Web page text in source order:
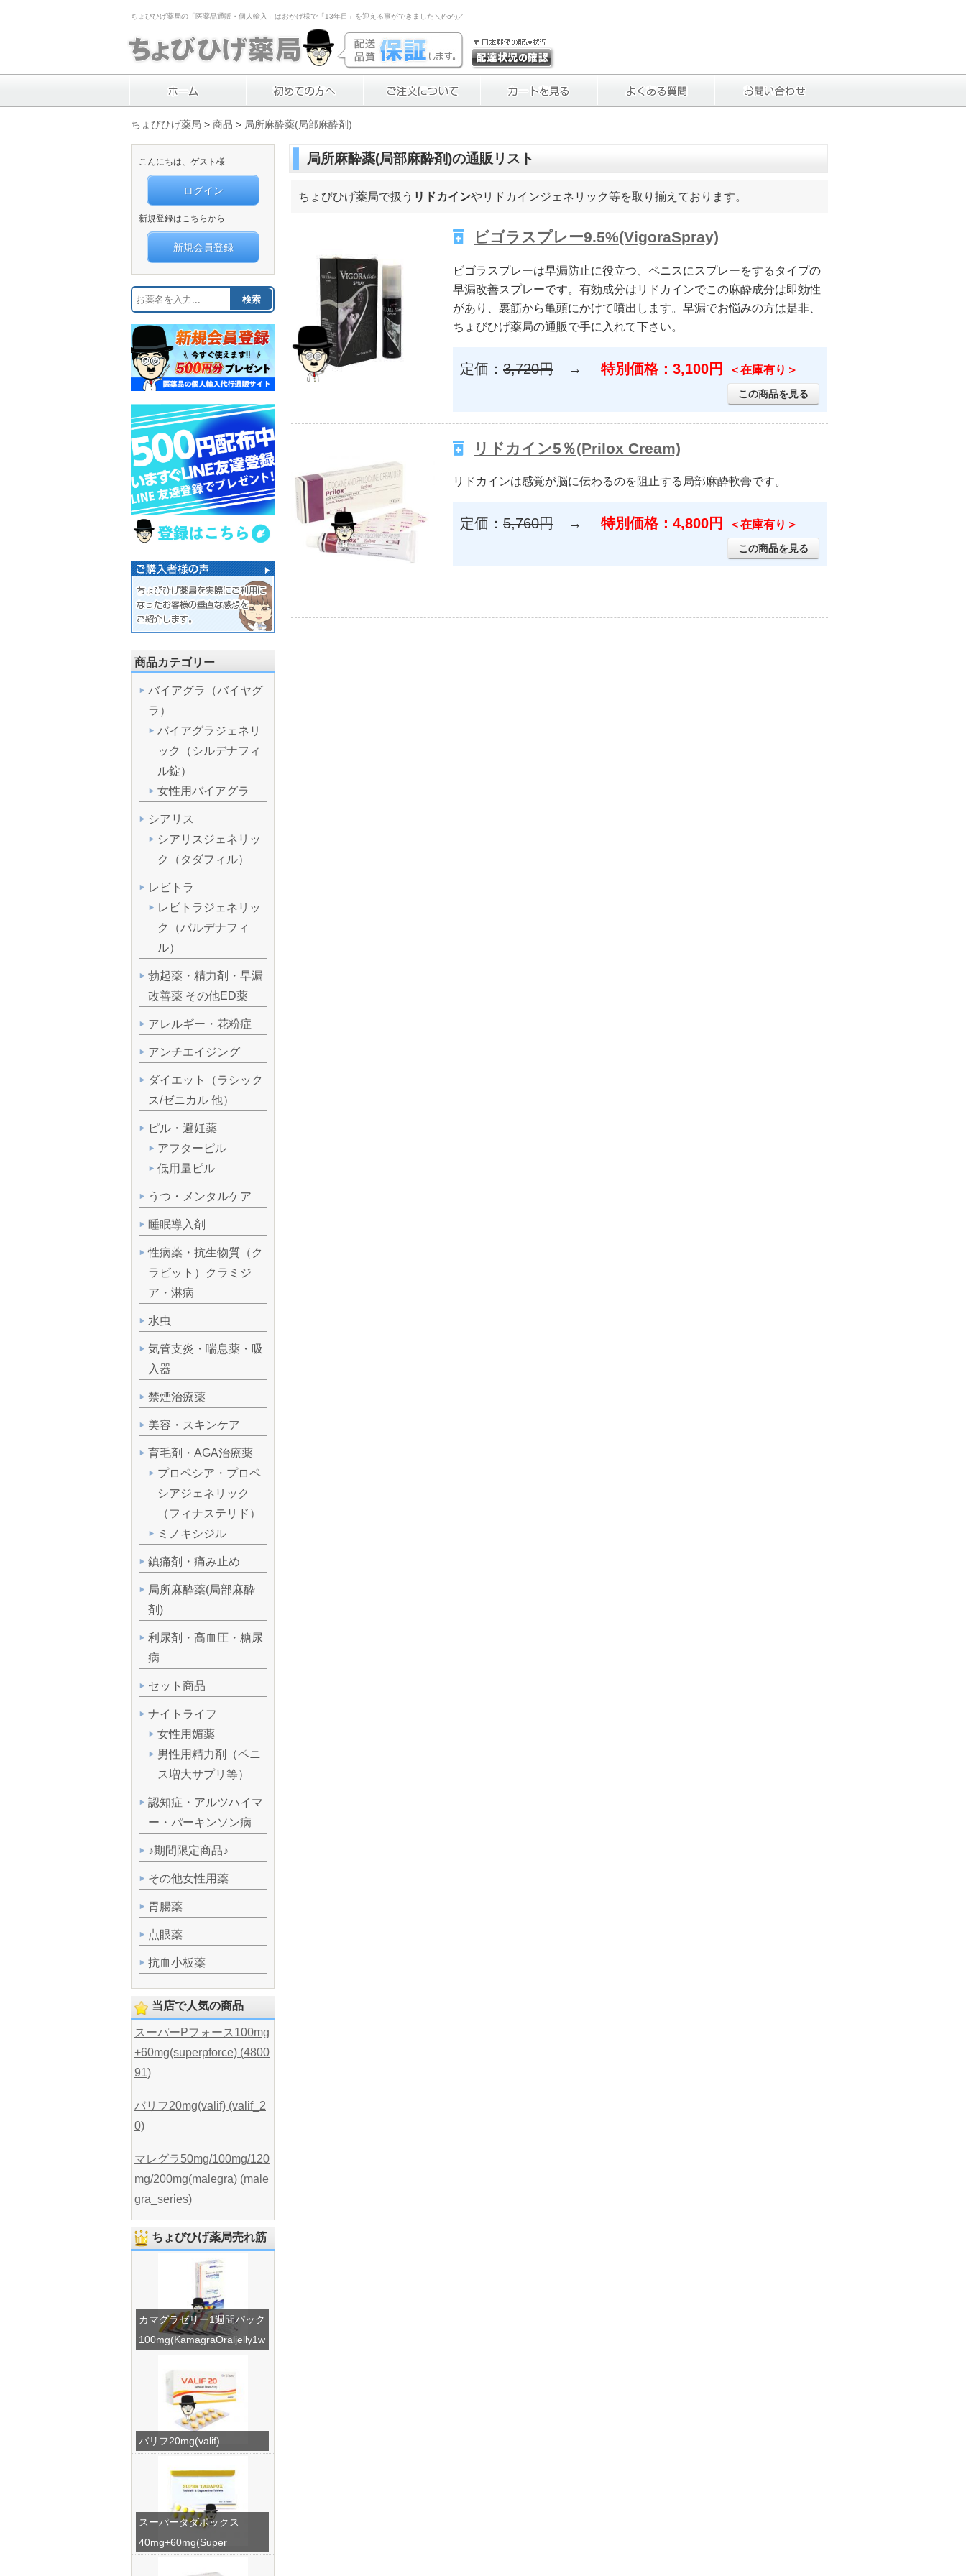
ちょびひげ薬局の「医薬品通販・個人輸入」はおかげ様で「13年目」を迎える事ができました＼(^o^)／
ちょびひげ薬局 > 商品 > 局所麻酔薬(局部麻酔剤)
局所麻酔薬(局部麻酔剤)の通販リスト
ちょびひげ薬局で扱う リドカインやリドカインジェネリック等を取り揃えております。
ビゴラスプレー9.5%(VigoraSpray)
ビゴラスプレーは早漏防止に役立つ、ペニスにスプレーをするタイプの
早漏改善スプレーです。有効成分はリドカインでこの麻酔成分は即効性
があり、裏筋から亀頭にかけて噴出します。早漏でお悩みの方は是非、
ちょびひげ薬局の通販で手に入れて下さい。
定価： 3,720円 → 特別価格：3,100円 ＜在庫有り＞
この商品を見る
リドカイン5％(Prilox Cream)
リドカインは感覚が脳に伝わるのを阻止する局部麻酔軟膏です。
定価： 5,760円 → 特別価格：4,800円 ＜在庫有り＞
この商品を見る
こんにちは、ゲスト様
ログイン
新規登録はこちらから
新規会員登録
検索
商品カテゴリー
バイアグラ（バイヤグ
ラ）
バイアグラジェネリ
ック（シルデナフィ
ル錠）
女性用バイアグラ
シアリス
シアリスジェネリッ
ク（タダフィル）
レビトラ
レビトラジェネリッ
ク（バルデナフィ
ル）
勃起薬・精力剤・早漏
改善薬 その他ED薬
アレルギー・花粉症
アンチエイジング
ダイエット（ラシック
ス/ゼニカル 他）
ピル・避妊薬
アフターピル
低用量ピル
うつ・メンタルケア
睡眠導入剤
性病薬・抗生物質（ク
ラビット）クラミジ
ア・淋病
水虫
気管支炎・喘息薬・吸
入器
禁煙治療薬
美容・スキンケア
育毛剤・AGA治療薬
プロペシア・プロペ
シアジェネリック
（フィナステリド）
ミノキシジル
鎮痛剤・痛み止め
局所麻酔薬(局部麻酔
剤)
利尿剤・高血圧・糖尿
病
セット商品
ナイトライフ
女性用媚薬
男性用精力剤（ペニ
ス増大サプリ等）
認知症・アルツハイマ
ー・パーキンソン病
♪期間限定商品♪
その他女性用薬
胃腸薬
点眼薬
抗血小板薬
当店で人気の商品
スーパーPフォース100mg
+60mg(superpforce) (4800
91)
バリフ20mg(valif) (valif_2
0)
マレグラ50mg/100mg/120
mg/200mg(malegra) (male
gra_series)
ちょびひげ薬局売れ筋
カマグラゼリー1週間パック
100mg(KamagraOraljelly1w
バリフ20mg(valif)
スーパータダポックス
40mg+60mg(Super